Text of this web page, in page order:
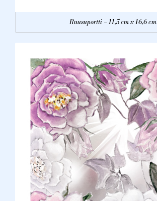
Ruusuportti – 11,5 cm x 16,6 cm